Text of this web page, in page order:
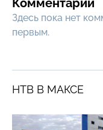
Комментарии
Здесь пока нет
первым.
НТВ В МАКСЕ